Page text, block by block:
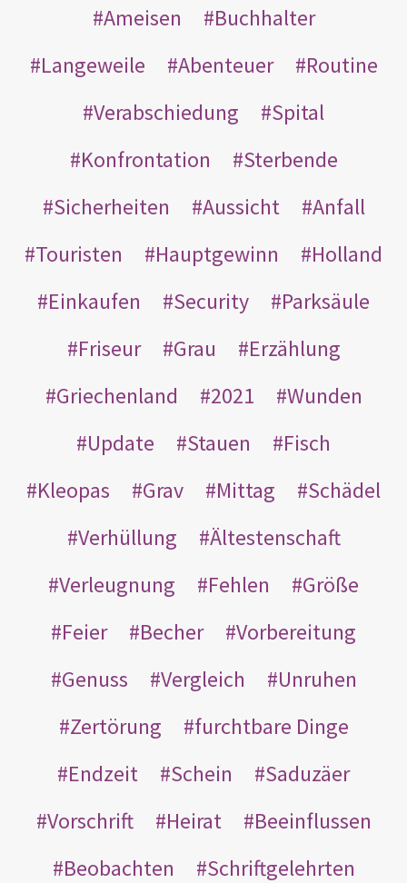
Ameisen
Buchhalter
Langeweile
Abenteuer
Routine
Verabschiedung
Spital
Konfrontation
Sterbende
Sicherheiten
Aussicht
Anfall
Touristen
Hauptgewinn
Holland
Einkaufen
Security
Parksäule
Friseur
Grau
Erzählung
Griechenland
2021
Wunden
Update
Stauen
Fisch
Kleopas
Grav Mittag
Schädel
Verhüllung
Ältestenschaft
Verleugnung
Fehlen
Größe
Feier
Becher
Vorbereitung
Genuss
Vergleich
Unruhen
Zertörung
furchtbare Dinge
Endzeit
Schein
Saduzäer
Vorschrift
Heirat
Beeinflussen
Beobachten
Schriftgelehrten